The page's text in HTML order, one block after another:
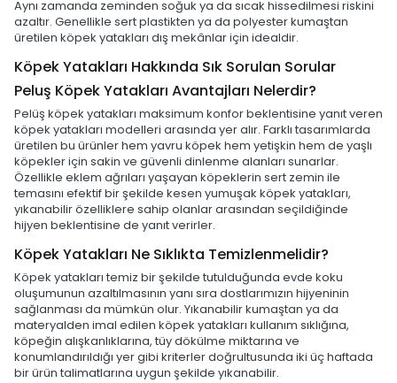
Aynı zamanda zeminden soğuk ya da sıcak hissedilmesi riskini
azaltır. Genellikle sert plastikten ya da polyester kumaştan
üretilen köpek yatakları dış mekânlar için idealdir.
Köpek Yatakları Hakkında Sık Sorulan Sorular
Peluş Köpek Yatakları Avantajları Nelerdir?
Pelüş köpek yatakları maksimum konfor beklentisine yanıt veren
köpek yatakları modelleri arasında yer alır. Farklı tasarımlarda
üretilen bu ürünler hem yavru köpek hem yetişkin hem de yaşlı
köpekler için sakin ve güvenli dinlenme alanları sunarlar.
Özellikle eklem ağrıları yaşayan köpeklerin sert zemin ile
temasını efektif bir şekilde kesen yumuşak köpek yatakları,
yıkanabilir özelliklere sahip olanlar arasından seçildiğinde
hijyen beklentisine de yanıt verirler.
Köpek Yatakları Ne Sıklıkta Temizlenmelidir?
Köpek yatakları temiz bir şekilde tutulduğunda evde koku
oluşumunun azaltılmasının yanı sıra dostlarımızın hijyeninin
sağlanması da mümkün olur. Yıkanabilir kumaştan ya da
materyalden imal edilen köpek yatakları kullanım sıklığına,
köpeğin alışkanlıklarına, tüy dökülme miktarına ve
konumlandırıldığı yer gibi kriterler doğrultusunda iki üç haftada
bir ürün talimatlarına uygun şekilde yıkanabilir.